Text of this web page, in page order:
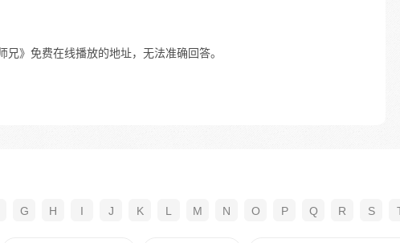
》免费在线播放的地址，无法准确回答。
G H I J K L M N O P Q R S